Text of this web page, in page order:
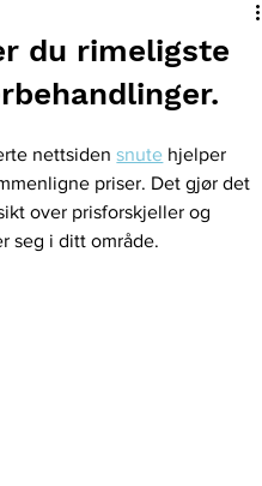
du rimeligste
nettsiden snute hjelper
priser. Det gjør det
over prisforskjeller og
seg i ditt område.